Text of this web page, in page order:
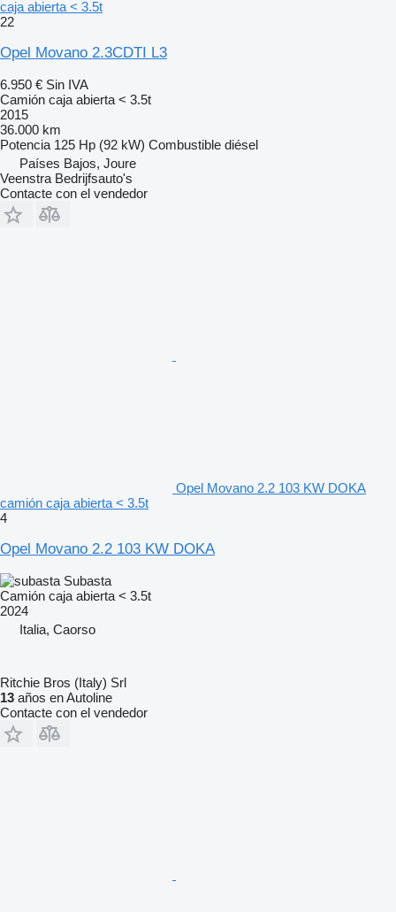
caja abierta < 3.5t
22
Opel Movano 2.3CDTI L3
6.950 € Sin IVA
Camión caja abierta < 3.5t
2015
36.000 km
Potencia 125 Hp (92 kW) Combustible diésel
Países Bajos, Joure
Veenstra Bedrijfsauto's
Contacte con el vendedor
Opel Movano 2.2 103 KW DOKA
camión caja abierta < 3.5t
4
Opel Movano 2.2 103 KW DOKA
Subasta
Camión caja abierta < 3.5t
2024
Italia, Caorso
Ritchie Bros (Italy) Srl
13 años en Autoline
Contacte con el vendedor